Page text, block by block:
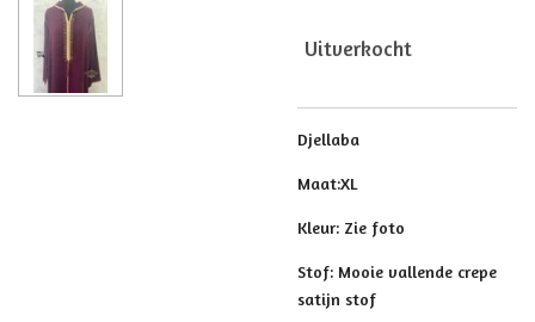
Uitverkocht
Djellaba
Maat:XL
Kleur: Zie foto
Stof: Mooie vallende crepe
satijn stof